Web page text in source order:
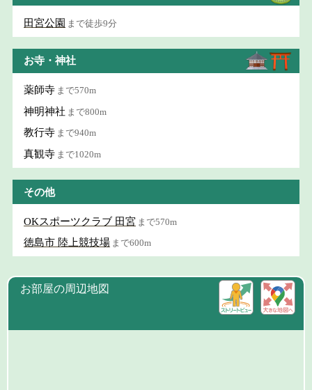
田宮公園 まで徒歩9分
お寺・神社
薬師寺 まで570m
神明神社 まで800m
教行寺 まで940m
真観寺 まで1020m
その他
OKスポーツクラブ 田宮 まで570m
徳島市 陸上競技場 まで600m
お部屋の周辺地図